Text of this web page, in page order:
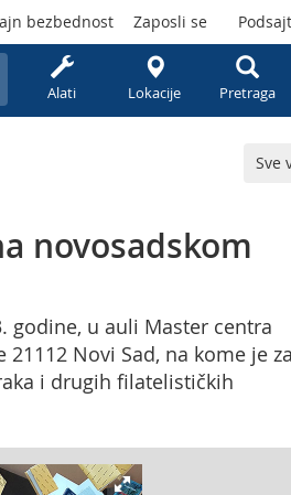
Alati Lokacije Pretraga
bezbednost Zaposli se
Sve
novosadskom
godine, u auli Master centra
Novi Sad, na kome je
i drugih filatelističkih